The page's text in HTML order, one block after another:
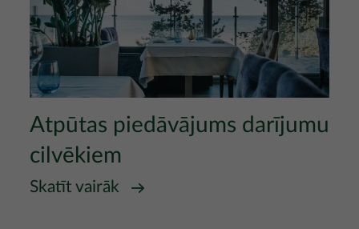
Atpūtas piedāvājums darījumu
cilvēkiem
Skatīt vairāk